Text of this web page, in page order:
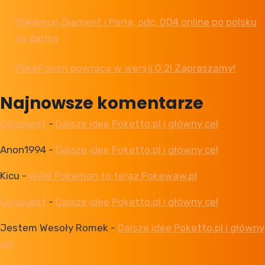
Pokémon Diament i Perła, odc. 004 online po polsku
za darmo
PokeForum powraca w wersji 0.2! Zapraszamy!
Najnowsze komentarze
Conquest - Dalsze idee Poketto.pl i główny cel
Anon1994 - Dalsze idee Poketto.pl i główny cel
Kicu - WAW Pokemon to teraz Pokewaw.pl
Conquest - Dalsze idee Poketto.pl i główny cel
Jestem Wesoły Romek - Dalsze idee Poketto.pl i główny
cel